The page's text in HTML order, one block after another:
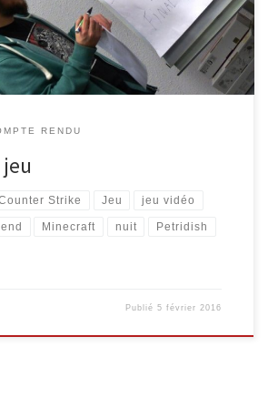
jeu vidéo. Un programme concerté a été
RENDU
Strike Jeu jeu vidéo
Minecraft nuit Petridish
Publié5 février 2016